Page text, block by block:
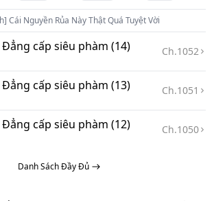
đêm : Khỏe mạnh +1; sức miễn dịch +1;
+1; mỏi mệt -1. . . 】    【  túng dục bên
+4; tinh lực +3; cường tráng +3; khí kình
gian hiền giả  -5. . . 】    Cái này
Thật sự là quá tuyệt vời!Chúc bạn có
vẻ khi đọc truyện Cái Nguyền Rủa Này
( Bản Dịch )!
Cái Nguyền Rủa Này Thật Quá Tuyệt Vời
cấp siêu phàm (14) Ch.1052
cấp siêu phàm (13) Ch.1051
cấp siêu phàm (12) Ch.1050
Danh Sách Đầy Đủ